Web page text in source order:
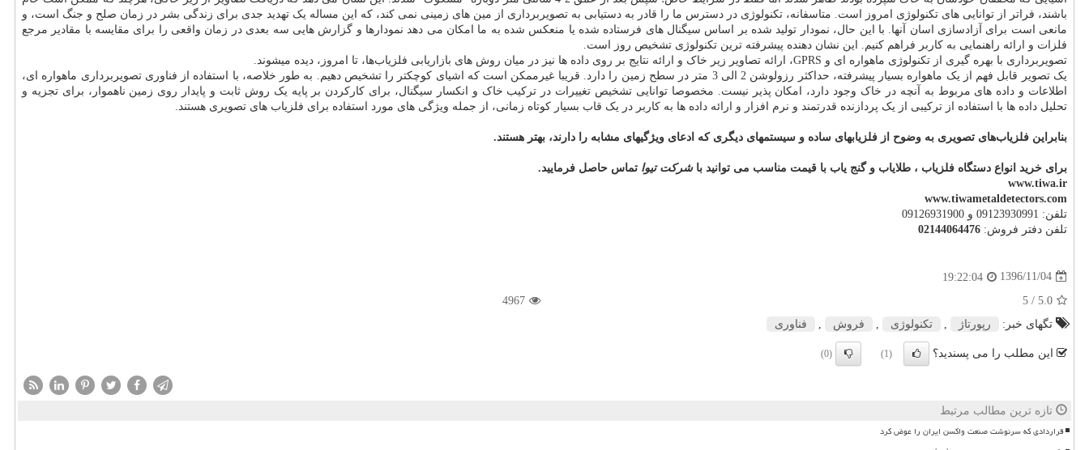
باشند، فراتر از توانایی های تکنولوژی امروز است. متاسفانه، تکنولوژی در دسترس ما را قادر به دستیابی به تصویربرداری از مین های زمینی نمی کند، که این مساله یک تهدید جدی برای زندگی بشر در زمان صلح و جنگ است، و
مانعی است برای آزادسازی اسان آنها. با این حال، نمودار تولید شده بر اساس سیگنال های فرستاده شده یا منعکس شده به ما امکان می دهد نمودارها و گزارش هایی سه بعدی در زمان واقعی را برای مقایسه با مقادیر مرجع
فلزات و ارائه راهنمایی به کاربر فراهم کنیم. این نشان دهنده پیشرفته ترین تکنولوژی تشخیص روز است.
تصویربرداری با بهره گیری از تکنولوژی ماهواره ای و GPRS، ارائه تصاویر زیر خاک و ارائه نتایج بر روی داده ها نیز در میان روش های بازاریابی فلزیاب‌ها، تا امروز، دیده میشوند.
یک تصویر قابل فهم از یک ماهواره بسیار پیشرفته، حداکثر رزولوشن 2 الی 3 متر در سطح زمین را دارد. قریبا غیرممکن است که اشیای کوچکتر را تشخیص دهیم. به طور خلاصه، با استفاده از فناوری تصویربرداری ماهواره ای،
اطلاعات و داده های مربوط به آنچه در خاک وجود دارد، امکان پذیر نیست. مخصوصا توانایی تشخیص تغییرات در ترکیب خاک و انکسار سیگنال، برای کارکردن بر پایه یک روش ثابت و پایدار روی زمین ناهموار، برای تجزیه و
تحلیل داده ها با استفاده از ترکیبی از یک پردازنده قدرتمند و نرم افزار و ارائه داده ها به کاربر در یک قاب بسیار کوتاه زمانی، از جمله ویژگی های مورد استفاده برای فلزیاب های تصویری هستند.
بنابراین فلزیاب‌های تصویری به وضوح از فلزیابهای ساده و سیستمهای دیگری که ادعای ویژگیهای مشابه را دارند، بهتر هستند.
برای خرید انواع دستگاه فلزیاب ، طلایاب و گنج یاب با قیمت مناسب می توانید باشرکت تیوا تماس حاصل فرمایید.
www.tiwa.ir
www.tiwametaldetectors.com
تلفن: 09123930991 و 09126931900
تلفن دفتر فروش: 02144064476
1396/11/04
19:22:04
5.0
/ 5
4967
تگهای خبر:
رپورتاژ تكنولوژی فروش فناوری
این مطلب را می پسندید؟ (1)
(0)
تازه ترین مطالب مرتبط
قراردادی که سرنوشت صنعت واکسن ایران را عوض کرد